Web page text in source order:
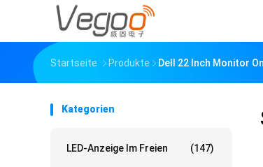
Startseite Produkte Dell 22 Inch Monitor
Kategorien
LED-Anzeige Im Freien (147)